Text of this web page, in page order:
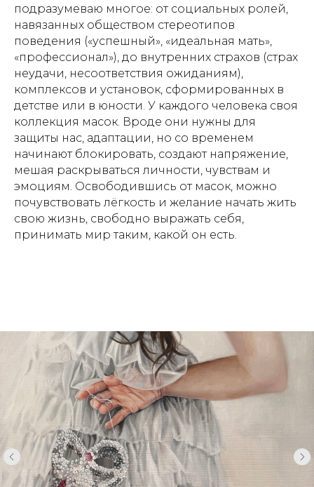
подразумеваю многое: от социальных ролей,
навязанных обществом стереотипов
поведения («успешный», «идеальная мать»,
«профессионал»), до внутренних страхов (страх
неудачи, несоответствия ожиданиям),
комплексов и установок, сформированных в
детстве или в юности. У каждого человека своя
коллекция масок. Вроде они нужны для
защиты нас, адаптации, но со временем
начинают блокировать, создают напряжение,
мешая раскрываться личности, чувствам и
эмоциям. Освободившись от масок, можно
почувствовать лёгкость и желание начать жить
свою жизнь, свободно выражать себя,
принимать мир таким, какой он есть.